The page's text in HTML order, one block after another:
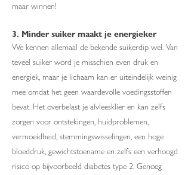
maar winnen!
3. Minder suiker maakt je energieker
We kennen allemaal de bekende suikerdip wel. Van
teveel suiker word je misschien even druk en
energiek, maar je lichaam kan er uiteindelijk weinig
mee omdat het geen waardevolle voedingsstoffen
bevat. Het overbelast je alvleesklier en kan zelfs
zorgen voor ontstekingen, huidproblemen,
vermoeidheid, stemmingswisselingen, een hoge
bloeddruk, gewichtstoename en zelfs een verhoogd
risico op bijvoorbeeld diabetes type 2. Genoeg